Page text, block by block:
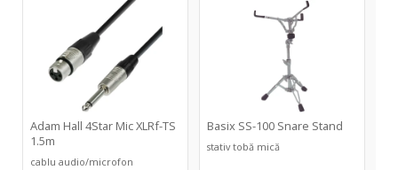
cos
1.5m
Adam Hall 4Star Mic XLRf-TS
1.5m
cablu audio/microfon
Basix SS-100 Snare Stand
stativ tobă mică